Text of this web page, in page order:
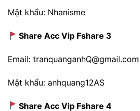
Mật khẩu: Nhanisme
Share Acc Vip Fshare 3
Email: tranquanganhQ@gmail.com
Mật khẩu: anhquang12AS
Share Acc Vip Fshare 4